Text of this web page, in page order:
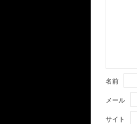
名前
メール
サイト